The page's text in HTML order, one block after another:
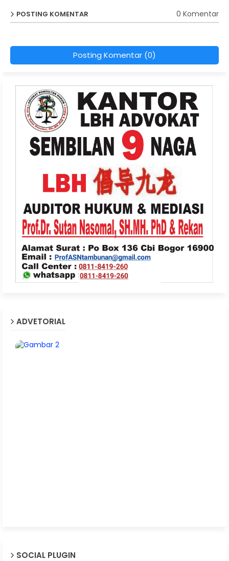
POSTING KOMENTAR 0 Komentar
Posting Komentar (0)
ADVETORIAL
SOCIAL PLUGIN